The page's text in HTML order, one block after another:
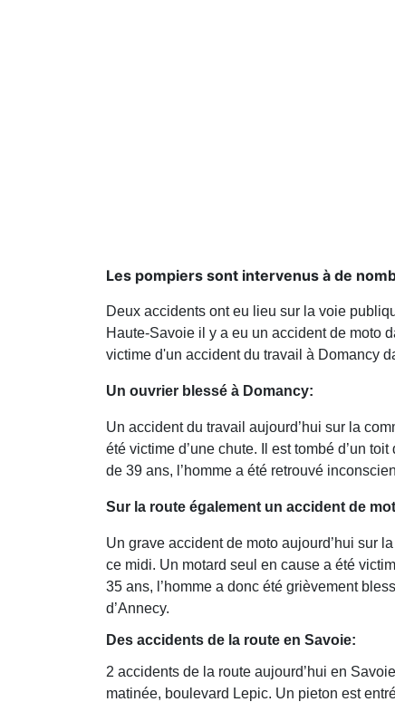
Les pompiers sont intervenus à de
Deux accidents ont eu lieu sur la voie
Haute-Savoie il y a eu un accident de moto
victime d'un accident du travail à Domancy
Un ouvrier blessé à Domancy:
Un accident du travail aujourd’hui sur la
été victime d’une chute. Il est tombé d’un
de 39 ans, l’homme a été retrouvé
Sur la route également un accident de
Un grave accident de moto aujourd’hui sur
ce midi. Un motard seul en cause a été
35 ans, l’homme a donc été grièvement
d’Annecy.
Des accidents de la route en Savoie:
2 accidents de la route aujourd’hui en
matinée, boulevard Lepic. Un pieton est